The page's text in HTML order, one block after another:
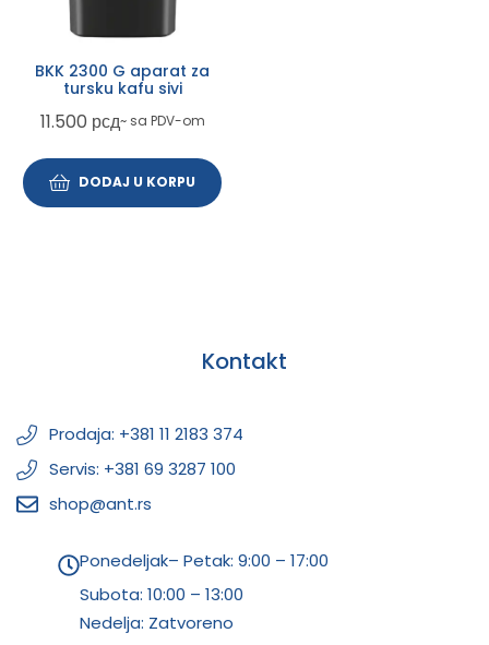
BKK 2300 G aparat za
tursku kafu sivi
11.500 рсд~ sa PDV-om
DODAJ U KORPU
Kontakt
Prodaja: +381 11 2183 374
Servis: +381 69 3287 100
shop@ant.rs
Ponedeljak– Petak: 9:00 – 17:00
Subota: 10:00 – 13:00
Nedelja: Zatvoreno